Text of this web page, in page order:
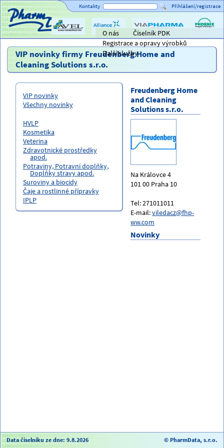
Titulní strana O nás
Číselník PDK
Registrace a opravy výrobků
Další služby
Kontakty Přihlášení/registrace
AVEL Alliance
Healthcare
ViaPharma PHOENIX
VIP novinky firmy Freudenberg Home and
Cleaning Solutions s.r.o.
VIP novinky
Všechny novinky
HVLP
Kosmetika
Veterina
Zdravotnické prostředky
apod.
Potraviny, Potravní doplňky,
Doplňky stravy apod.
Suroviny a biocidy
Čaje a rostlinné přípravky
IPLP
Freudenberg Home
and Cleaning
Solutions s.r.o.
Na Královce 4
101 00 Praha 10
Tel: 271011011
E-mail:viledacz@fhp-
ww.com
Novinky
Data číselníku ze dne: 9.8.2026 © PharmData, s.r.o.